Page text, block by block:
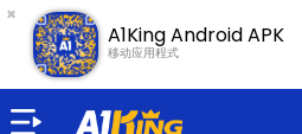
×
A1King Android APK
移动应用程式